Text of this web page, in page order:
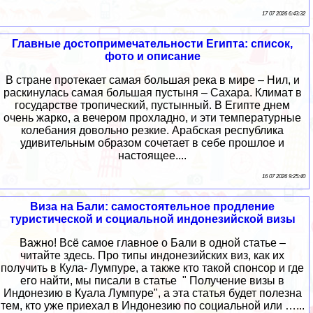
17 07 2026 6:43:32
Главные достопримечательности Египта: список,
фото и описание
В стране протекает самая большая река в мире – Нил, и
раскинулась самая большая пустыня – Сахара. Климат в
государстве тропический, пустынный. В Египте днем
очень жарко, а вечером прохладно, и эти температурные
колебания довольно резкие. Арабская республика
удивительным образом сочетает в себе прошлое и
настоящее....
16 07 2026 9:25:40
Виза на Бали: самостоятельное продление
туристической и социальной индонезийской визы
Важно! Всё самое главное о Бали в одной статье –
читайте здесь. Про типы индонезийских виз, как их
получить в Кула- Лумпуре, а также кто такой спонсор и где
его найти, мы писали в статье " Получение визы в
Индонезию в Куала Лумпуре", а эта статья будет полезна
тем, кто уже приехал в Индонезию по социальной или …...